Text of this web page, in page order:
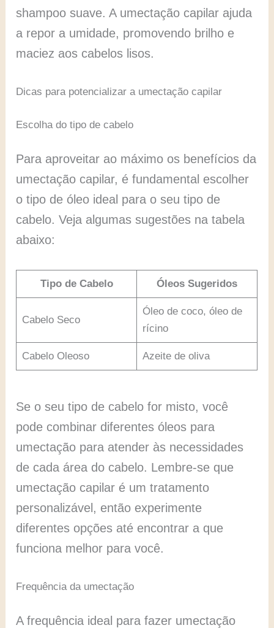
shampoo suave. A umectação capilar ajuda
a repor a umidade, promovendo brilho e
maciez aos cabelos lisos.
Dicas para potencializar a umectação capilar
Escolha do tipo de cabelo
Para aproveitar ao máximo os benefícios da
umectação capilar, é fundamental escolher
o tipo de óleo ideal para o seu tipo de
cabelo. Veja algumas sugestões na tabela
abaixo:
Tipo de Cabelo Óleos Sugeridos
Cabelo Seco
Óleo de coco, óleo de
rícino
Cabelo Oleoso Azeite de oliva
Se o seu tipo de cabelo for misto, você
pode combinar diferentes óleos para
umectação para atender às necessidades
de cada área do cabelo. Lembre-se que
umectação capilar é um tratamento
personalizável, então experimente
diferentes opções até encontrar a que
funciona melhor para você.
Frequência da umectação
A frequência ideal para fazer umectação